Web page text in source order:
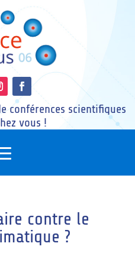
conférences scientifiques
vous !
contre le
?